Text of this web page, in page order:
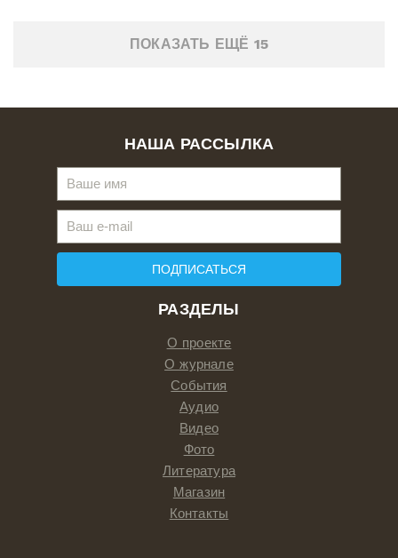
ПОКАЗАТЬ ЕЩЁ 15
РАЗДЕЛЫ
О проекте
О журнале
События
Аудио
Видео
Фото
Литература
Магазин
Контакты
НАША РАССЫЛКА
ПОДПИСАТЬСЯ